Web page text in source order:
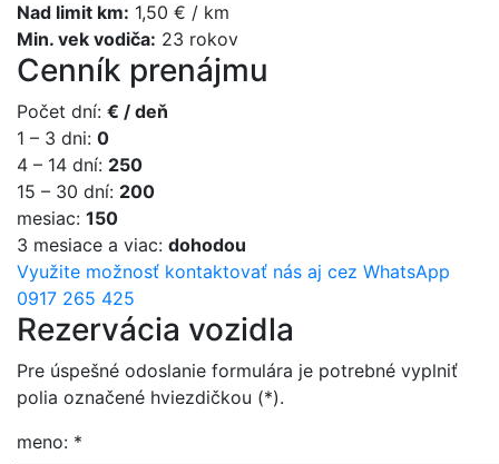
Nad limit km: 1,50 € / km
Min. vek vodiča: 23 rokov
Cenník prenájmu
Počet dní: € / deň
1 – 3 dni: 0
4 – 14 dní: 250
15 – 30 dní: 200
mesiac: 150
3 mesiace a viac: dohodou
Využite možnosť kontaktovať nás aj cez WhatsApp
0917 265 425
Rezervácia vozidla
Pre úspešné odoslanie formulára je potrebné vyplniť
polia označené hviezdičkou (*).
meno: *